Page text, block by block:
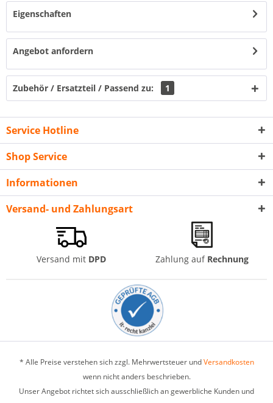
Eigenschaften
Angebot anfordern
Zubehör / Ersatzteil / Passend zu: 1
Service Hotline
Shop Service
Informationen
Versand- und Zahlungsart
Versand mit DPD Zahlung auf Rechnung
* Alle Preise verstehen sich zzgl. Mehrwertsteuer undVersandkosten
wenn nicht anders beschrieben.
Unser Angebot richtet sich ausschließlich an gewerbliche Kunden und